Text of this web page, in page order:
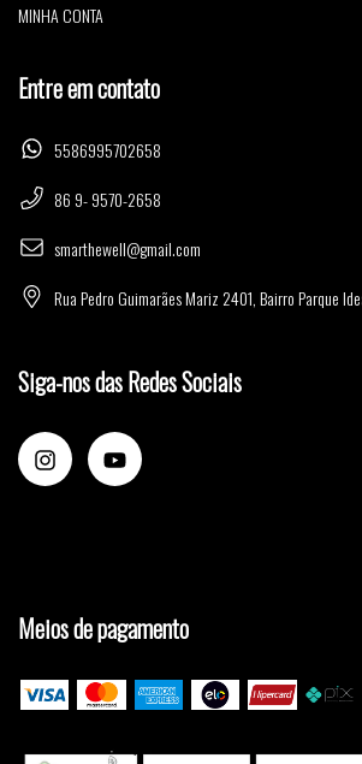
MINHA CONTA
Entre em contato
5586995702658
86 9- 9570-2658
smarthewell@gmail.com
Rua Pedro Guimarães Mariz 2401, Bairro Parque
Siga-nos das Redes Sociais
Meios de pagamento